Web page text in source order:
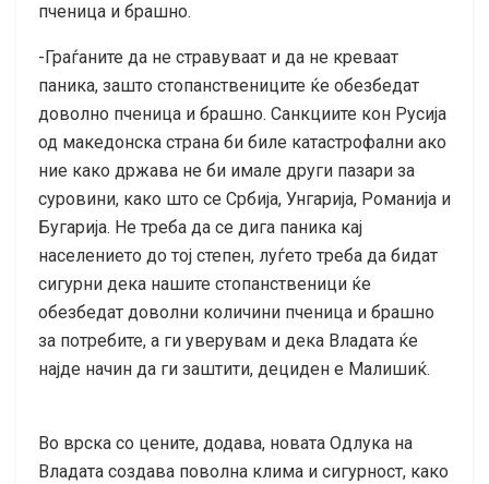
пченица и брашно.
-Граѓаните да не стравуваат и да не креваат
паника, зашто стопанствениците ќе обезбедат
доволно пченица и брашно. Санкциите кон Русија
од македонска страна би биле катастрофални ако
ние како држава не би имале други пазари за
суровини, како што се Србија, Унгарија, Романија и
Бугарија. Не треба да се дига паника кај
населението до тој степен, луѓето треба да бидат
сигурни дека нашите стопанственици ќе
обезбедат доволни количини пченица и брашно
за потребите, а ги уверувам и дека Владата ќе
најде начин да ги заштити, дециден е Малишиќ.
Во врска со цените, додава, новата Одлука на
Владата создава поволна клима и сигурност, како